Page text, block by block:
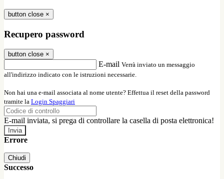
button close ×
Recupero password
button close ×
E-mail Verrà inviato un messaggio
all'indirizzo indicato con le istruzioni necessarie.
Non hai una e-mail associata al nome utente? Effettua il reset della password
tramite la Login Spaggiari
E-mail inviata, si prega di controllare la casella di posta elettronica!
Errore
Chiudi
Successo